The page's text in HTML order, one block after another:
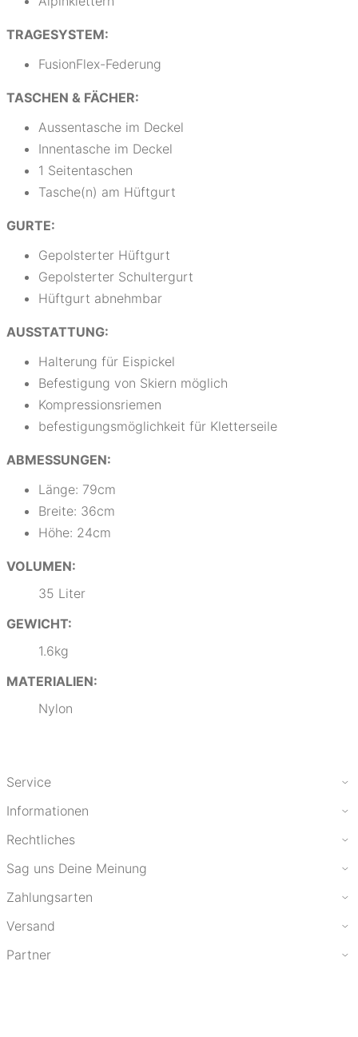
TRAGESYSTEM:
FusionFlex-Federung
TASCHEN & FÄCHER:
Aussentasche im Deckel
Innentasche im Deckel
1 Seitentaschen
Tasche(n) am Hüftgurt
GURTE:
Gepolsterter Hüftgurt
Gepolsterter Schultergurt
Hüftgurt abnehmbar
AUSSTATTUNG:
Halterung für Eispickel
Befestigung von Skiern möglich
Kompressionsriemen
befestigungsmöglichkeit für Kletterseile
ABMESSUNGEN:
Länge: 79cm
Breite: 36cm
Höhe: 24cm
VOLUMEN:
35 Liter
GEWICHT:
1.6kg
MATERIALIEN:
Nylon
Service
Informationen
Rechtliches
Sag uns Deine Meinung
Zahlungsarten
Versand
Partner